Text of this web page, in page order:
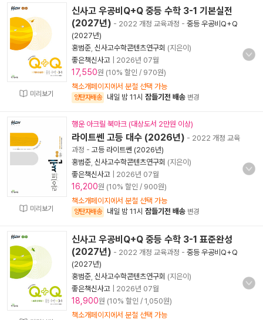
미리보기
신사고 우공비Q+Q 중등 수학 3-1 기본실전
(2027년) - 2022 개정 교육과정 - 중등 우공비Q+Q
(2027년)
홍범준 신사고수학콘텐츠연구회 (지은이)
좋은책신사고
2026년 07월
17,550원 (10% 할인 / 970원)
책소개페이지에서 분철 선택 가능
양탄자배송 내일 밤 11시 잠들기전 배송 변경
미리보기
행운 아크릴 북마크 (대상도서 2만원 이상)
라이트쎈 고등 대수 (2026년) - 2022 개정 교육
과정 - 고등 라이트쎈 (2026년)
홍범준 신사고수학콘텐츠연구회 (지은이)
좋은책신사고
2026년 07월
16,200원 (10% 할인 / 900원)
책소개페이지에서 분철 선택 가능
양탄자배송 내일 밤 11시 잠들기전 배송 변경
신사고 우공비Q+Q 중등 수학 3-1 표준완성
(2027년) - 2022 개정 교육과정 - 중등 우공비Q+Q
(2027년)
홍범준 신사고수학콘텐츠연구회 (지은이)
좋은책신사고
2026년 07월
18,900원 (10% 할인 / 1,050원)
책소개페이지에서 분철 선택 가능